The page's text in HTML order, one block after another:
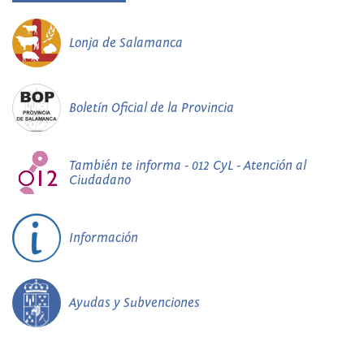
Lonja de Salamanca
Boletín Oficial de la Provincia
También te informa - 012 CyL - Atención al
Ciudadano
Información
Ayudas y Subvenciones